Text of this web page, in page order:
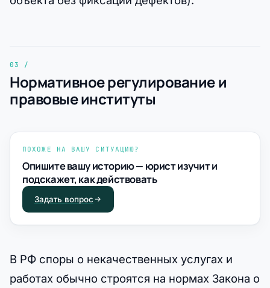
Нормативное регулирование и
правовые институты
ПОХОЖЕ НА ВАШУ СИТУАЦИЮ?
Опишите вашу историю — юрист изучит и
подскажет, как действовать
Задать вопрос
В РФ споры о некачественных услугах и
работах обычно строятся на нормах Закона о